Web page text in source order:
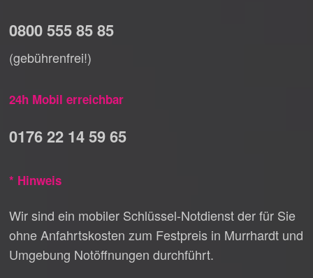
0800 555 85 85
(gebührenfrei!)
24h Mobil erreichbar
0176 22 14 59 65
* Hinweis
Wir sind ein mobiler Schlüssel-Notdienst der für Sie
ohne Anfahrtskosten zum Festpreis in Murrhardt und
Umgebung Notöffnungen durchführt.